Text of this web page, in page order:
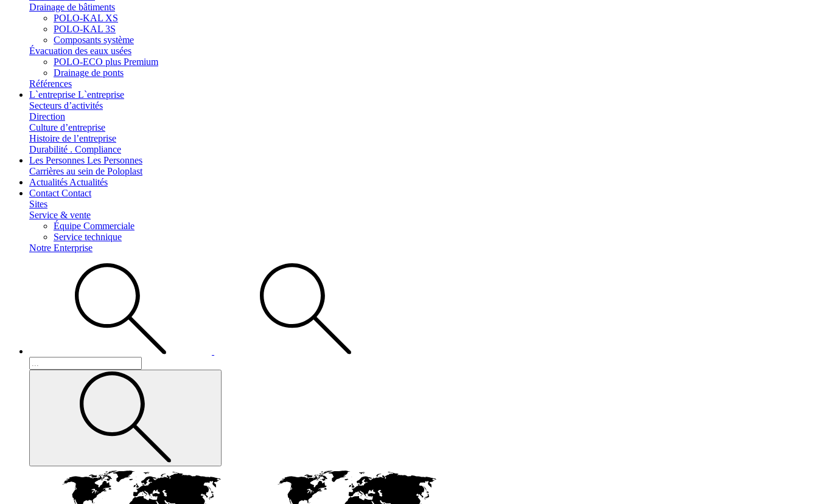
Drainage de bâtiments
POLO-KAL XS
POLO-KAL 3S
Composants système
Évacuation des eaux usées
POLO-ECO plus Premium
Drainage de ponts
Références
L`entreprise L`entreprise
Secteurs d’activités
Direction
Culture d’entreprise
Histoire de l’entreprise
Durabilité . Compliance
Les Personnes Les Personnes
Carrières au sein de Poloplast
Actualités Actualités
Contact Contact
Sites
Service & vente
Équipe Commerciale
Service technique
Notre Enterprise